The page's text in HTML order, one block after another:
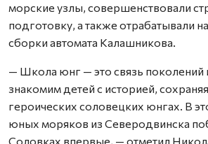
морские узлы, совершенствовали
подготовку, а также отрабатывали
сборки автомата Калашникова.
— Школа юнг — это связь
знакомим детей с историей,
героических соловецких юнгах. В
юных моряков из Северодвинска
Соловках впервые, — отметил